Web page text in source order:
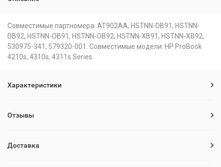
Совместимые партномера: AT902AA, HSTNN-DB91, HSTNN-
DB92, HSTNN-OB91, HSTNN-OB92, HSTNN-XB91, HSTNN-XB92,
530975-341, 579320-001. Совместимые модели: HP ProBook
4210s, 4310s, 4311s Series.
Характеристики
Отзывы
Доставка